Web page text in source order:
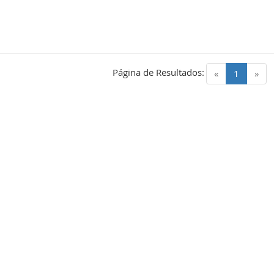
« 1 (current)
»
Página de Resultados: